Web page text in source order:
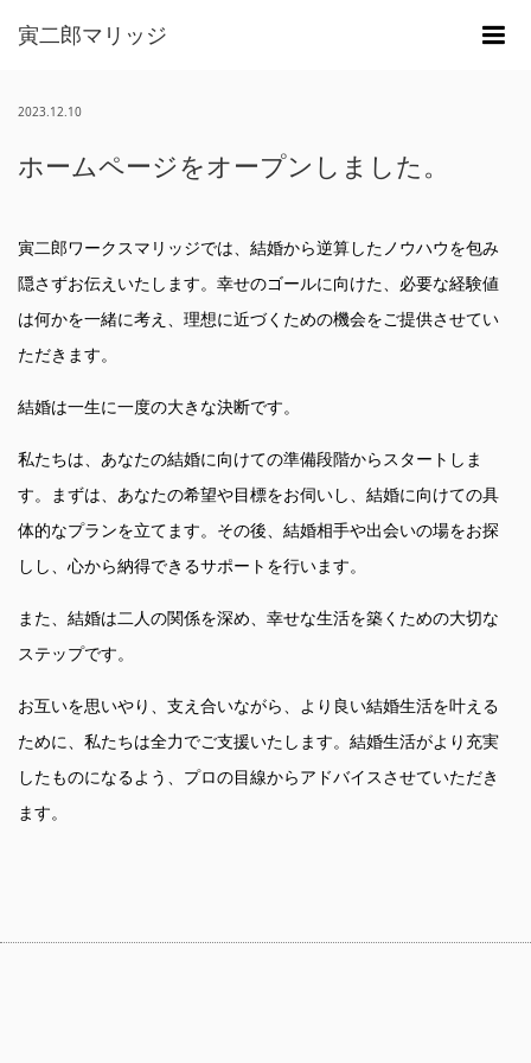
寅二郎マリッジ
2023.12.10
ホームページをオープンしました。
寅二郎ワークスマリッジでは、結婚から逆算したノウハウを包み
隠さずお伝えいたします。幸せのゴールに向けた、必要な経験値
は何かを一緒に考え、理想に近づくための機会をご提供させてい
ただきます。
結婚は一生に一度の大きな決断です。
私たちは、あなたの結婚に向けての準備段階からスタートしま
す。まずは、あなたの希望や目標をお伺いし、結婚に向けての具
体的なプランを立てます。その後、結婚相手や出会いの場をお探
しし、心から納得できるサポートを行います。
また、結婚は二人の関係を深め、幸せな生活を築くための大切な
ステップです。
お互いを思いやり、支え合いながら、より良い結婚生活を叶える
ために、私たちは全力でご支援いたします。結婚生活がより充実
したものになるよう、プロの目線からアドバイスさせていただき
ます。